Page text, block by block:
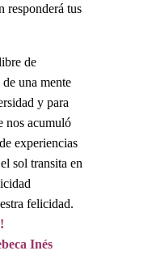
responderá tus
de
una mente
y para
nos acumuló
experiencias
sol transita en
felicidad.
Inés